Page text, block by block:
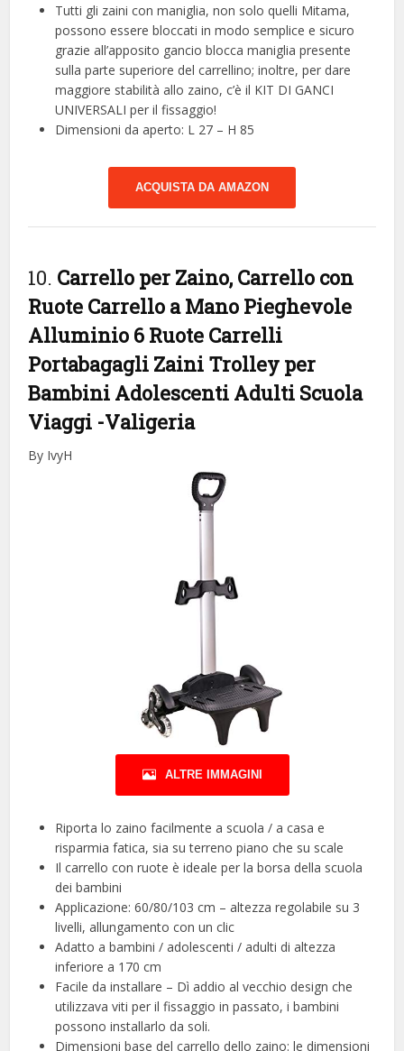
Tutti gli zaini con maniglia, non solo quelli Mitama,
possono essere bloccati in modo semplice e sicuro
grazie all’apposito gancio blocca maniglia presente
sulla parte superiore del carrellino; inoltre, per dare
maggiore stabilità allo zaino, c’è il KIT DI GANCI
UNIVERSALI per il fissaggio!
Dimensioni da aperto: L 27 – H 85
ACQUISTA DA AMAZON
10. Carrello per Zaino, Carrello con
Ruote Carrello a Mano Pieghevole
Alluminio 6 Ruote Carrelli
Portabagagli Zaini Trolley per
Bambini Adolescenti Adulti Scuola
Viaggi -Valigeria
By IvyH
ALTRE IMMAGINI
Riporta lo zaino facilmente a scuola / a casa e
risparmia fatica, sia su terreno piano che su scale
Il carrello con ruote è ideale per la borsa della scuola
dei bambini
Applicazione: 60/80/103 cm – altezza regolabile su 3
livelli, allungamento con un clic
Adatto a bambini / adolescenti / adulti di altezza
inferiore a 170 cm
Facile da installare – Dì addio al vecchio design che
utilizzava viti per il fissaggio in passato, i bambini
possono installarlo da soli.
Dimensioni base del carrello dello zaino: le dimensioni